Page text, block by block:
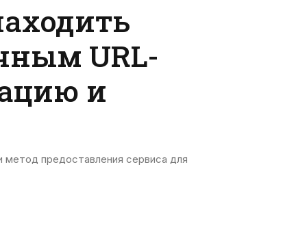
URL-
и
метод предоставления сервиса для